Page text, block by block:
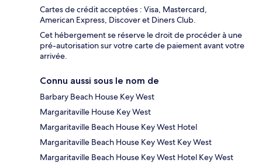
Cartes de crédit acceptées : Visa, Mastercard,
American Express, Discover et Diners Club.
Cet hébergement se réserve le droit de procéder à une
pré-autorisation sur votre carte de paiement avant votre
arrivée.
Connu aussi sous le nom de
Barbary Beach House Key West
Margaritaville House Key West
Margaritaville Beach House Key West Hotel
Margaritaville Beach House Key West Key West
Margaritaville Beach House Key West Hotel Key West